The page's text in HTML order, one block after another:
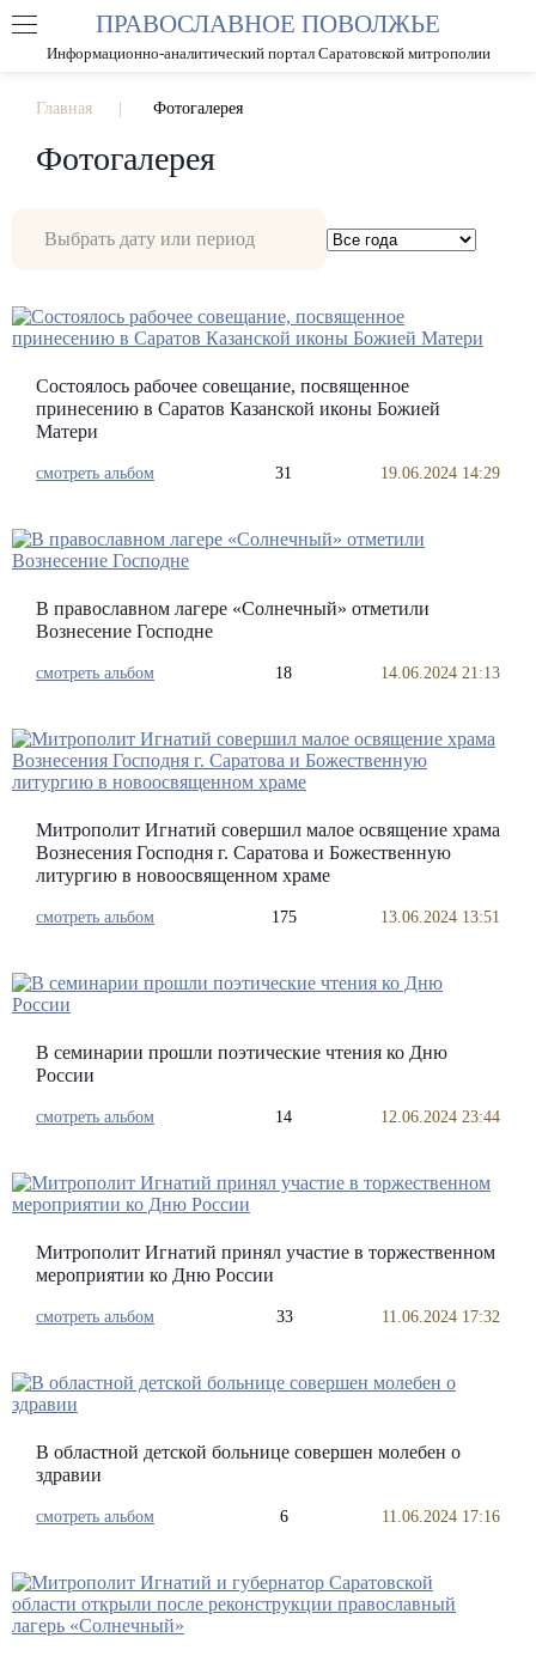
РАЗМЕР ШРИФТА А А
ПРАВОСЛАВНОЕ ПОВОЛЖЬЕ
Информационно-аналитический портал Саратовской митрополии
Главная Фотогалерея
Фотогалерея
Состоялось рабочее совещание, посвященное
принесению в Саратов Казанской иконы Божией
Матери
смотреть альбом 31 19.06.2024 14:29
В православном лагере «Солнечный» отметили
Вознесение Господне
смотреть альбом 18 14.06.2024 21:13
Митрополит Игнатий совершил малое освящение храма
Вознесения Господня г. Саратова и Божественную
литургию в новоосвященном храме
смотреть альбом 175 13.06.2024 13:51
В семинарии прошли поэтические чтения ко Дню
России
смотреть альбом 14 12.06.2024 23:44
Митрополит Игнатий принял участие в торжественном
мероприятии ко Дню России
смотреть альбом 33 11.06.2024 17:32
В областной детской больнице совершен молебен о
здравии
смотреть альбом 6 11.06.2024 17:16